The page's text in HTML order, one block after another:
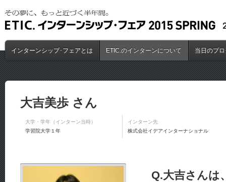
インターンシップ･フェアとは ETIC.のインターンについて 当日のプ
大吉美歩 さん
大学・学年（インターン当時）
学習院大学１年
インターン先
株式会社イデアインターナショナル
Q.大吉さんは